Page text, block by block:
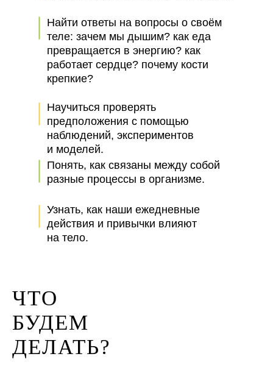
Найти ответы на вопросы о своём
теле: зачем мы дышим? как еда
превращается в энергию? как
работает сердце? почему кости
крепкие?
Научиться проверять
предположения с помощью
наблюдений, экспериментов
и моделей.
Понять, как связаны между собой
разные процессы в организме.
Узнать, как наши ежедневные
действия и привычки влияют
на тело.
ЧТО
БУДЕМ
ДЕЛАТЬ?